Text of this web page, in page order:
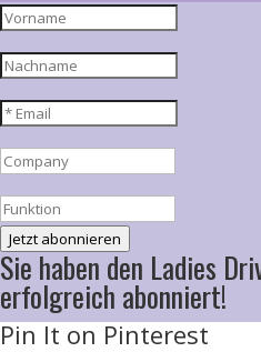
Jetzt abonnieren
Sie haben den Ladies
erfolgreich abonniert!
Pin It on Pinterest